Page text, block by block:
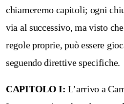
chiameremo capitoli; ogni
via al successivo, ma visto
regole proprie, può essere
seguendo direttive specifiche.
CAPITOLO I: L’arrivo a